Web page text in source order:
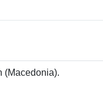
(Macedonia).